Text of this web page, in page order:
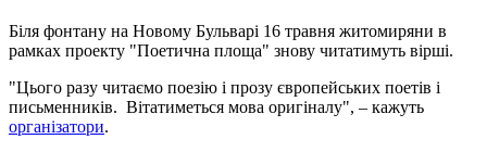
Біля фонтану на Новому Бульварі 16 травня житомиряни в
рамках проекту "Поетична площа" знову читатимуть вірші.
"Цього разу читаємо поезію і прозу європейських поетів і
письменників. Вітатиметься мова оригіналу", – кажуть
організатори.